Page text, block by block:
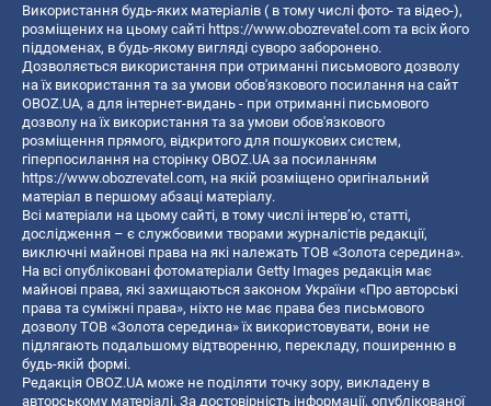
Використання будь-яких матеріалів ( в тому числі фото- та відео-),
розміщених на цьому сайті https://www.obozrevatel.com та всіх його
піддоменах, в будь-якому вигляді суворо заборонено.
Дозволяється використання при отриманні письмового дозволу
на їх використання та за умови обов'язкового посилання на сайт
OBOZ.UA, а для інтернет-видань - при отриманні письмового
дозволу на їх використання та за умови обов'язкового
розміщення прямого, відкритого для пошукових систем,
гіперпосилання на сторінку OBOZ.UA за посиланням
https://www.obozrevatel.com, на якій розміщено оригінальний
матеріал в першому абзаці матеріалу.
Всі матеріали на цьому сайті, в тому числі інтерв’ю, статті,
дослідження – є службовими творами журналістів редакції,
виключні майнові права на які належать ТОВ «Золота середина».
На всі опубліковані фотоматеріали Getty Images редакція має
майнові права, які захищаються законом України «Про авторські
права та суміжні права», ніхто не має права без письмового
дозволу ТОВ «Золота середина» їх використовувати, вони не
підлягають подальшому відтворенню, перекладу, поширенню в
будь-якій формі.
Редакція OBOZ.UA може не поділяти точку зору, викладену в
авторському матеріалі. За достовірність інформації, опублікованої